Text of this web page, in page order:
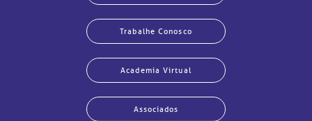
Trabalhe Conosco
Academia Virtual
Associados